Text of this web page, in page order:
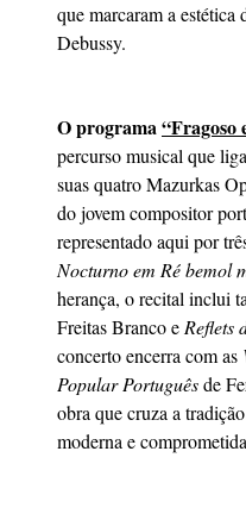
que marcaram a
Debussy.
O programa “Fragoso
percurso musical que
suas quatro Mazurkas
do jovem compositor
representado aqui por
Nocturno em Ré bemol
herança, o recital inclui
Freitas Branco e Reflets
concerto encerra com as
Popular Portuguêsde
obra que cruza a
moderna e